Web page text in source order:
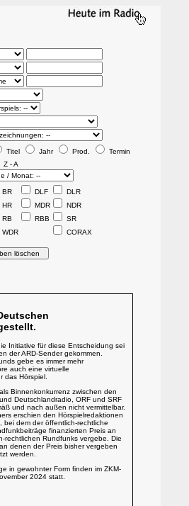
Titel Jahr Prod.
Termin
Z - A
BR DLF
DLR
HR MDR
NDR
RB RBB
SR
WDR CORAX
Initiative für diese Entscheidung sei
der ARD-Sender gekommen.
gebe es immer mehr
auch eine virtuelle
das Hörspiel.
Binnenkonkurrenz zwischen den
Deutschlandradio, ORF und SRF
und nach außen nicht vermittelbar.
erschien den Hörspielredaktionen
bei dem der öffentlich-rechtliche
finanzierten Preis an
rechtlichen Rundfunks vergebe. Die
denen der Preis bisher vergeben
werden.
in gewohnter Form finden im ZKM-
2024 statt.